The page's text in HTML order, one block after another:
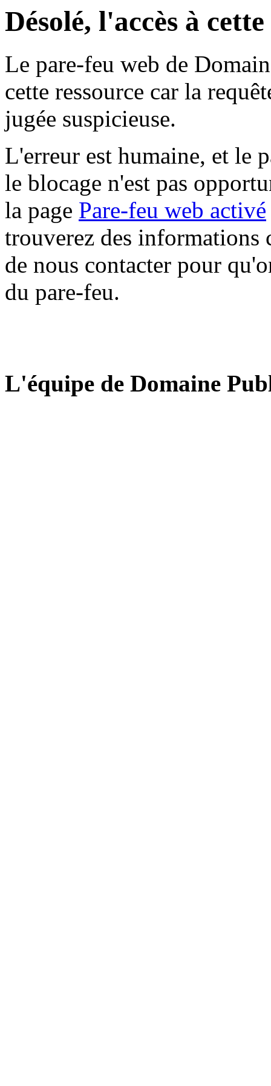
Désolé, l'accès à
Le pare-feu web de
cette ressource car la
jugée suspicieuse.
L'erreur est humaine, et le
le blocage n'est pas
la page Pare-feu web activé
trouverez des informations
de nous contacter pour
du pare-feu.
L'équipe de Domaine